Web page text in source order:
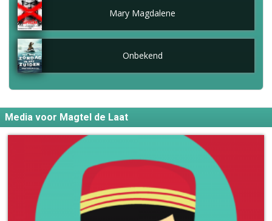
Mary Magdalene
Onbekend
Media voor Magtel de Laat